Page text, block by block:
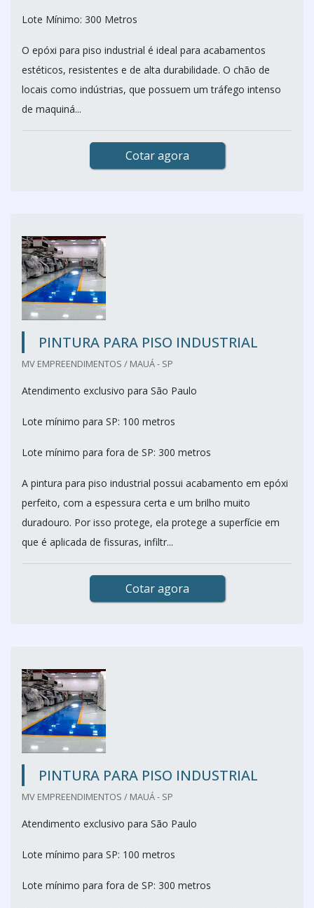
Lote Mínimo: 300 Metros
O epóxi para piso industrial é ideal para acabamentos
estéticos, resistentes e de alta durabilidade. O chão de
locais como indústrias, que possuem um tráfego intenso
de maquiná...
Cotar agora
PINTURA PARA PISO INDUSTRIAL
MV EMPREENDIMENTOS / MAUÁ - SP
Atendimento exclusivo para São Paulo
Lote mínimo para SP: 100 metros
Lote mínimo para fora de SP: 300 metros
A pintura para piso industrial possui acabamento em epóxi
perfeito, com a espessura certa e um brilho muito
duradouro. Por isso protege, ela protege a superfície em
que é aplicada de fissuras, infiltr...
Cotar agora
PINTURA PARA PISO INDUSTRIAL
MV EMPREENDIMENTOS / MAUÁ - SP
Atendimento exclusivo para São Paulo
Lote mínimo para SP: 100 metros
Lote mínimo para fora de SP: 300 metros